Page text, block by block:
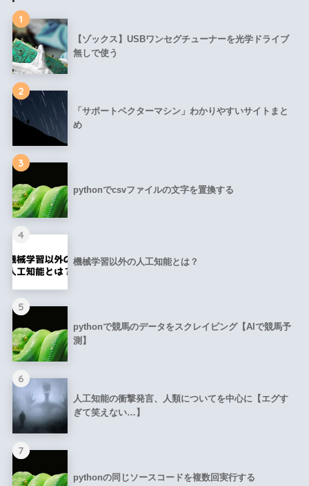
1
【ゾックス】USBワンセグチューナーを光学ドライブ
無しで使う
2
「サポートベクターマシン」わかりやすいサイトまと
め
3
pythonでcsvファイルの文字を置換する
4
機械学習以外の人工知能とは？
5
pythonで競馬のデータをスクレイピング【AIで競馬予
測】
6
人工知能の衝撃発言、人類についてを中心に【エグす
ぎて笑えない…】
7
pythonの同じソースコードを複数回実行する